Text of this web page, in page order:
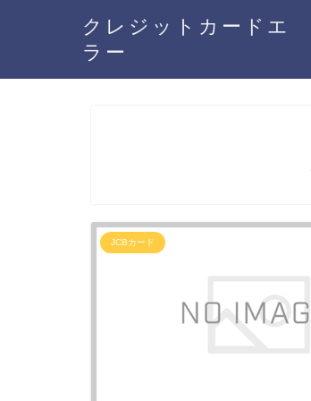
クレジットカードエ
ラー
JCBカード